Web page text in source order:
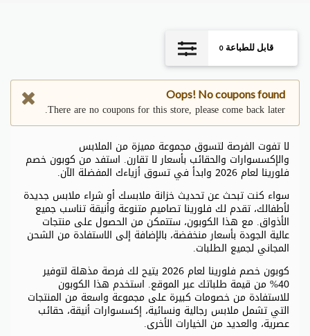
قابل للطباعة 0
Oops! No coupons found
There are no coupons for this store, please come back later.
كوبون خصم فلورينا لعام 2026 يتيح لك فرصة مذهلة لتوفير
40% من قيمة طلباتك عبر الموقع. استخدم هذا الكوبون
للاستفادة من خصومات كبيرة على مجموعة واسعة من المنتجات
التي تشمل ملابس رجالية ونسائية، إكسسوارات أنيقة، حقائب
عصرية، والعديد من الخيارات الأخرى.
سواء كنت تبحث عن تحديث خزانة ملابسك أو شراء ملابس جديدة
لأطفالك، تقدم لك فلورينا تصاميم متنوعة وأنيقة تناسب جميع
الأذواق. مع هذا الكوبون، ستتمكن من الحصول على منتجات
عالية الجودة بأسعار منخفضة، بالإضافة إلى الاستفادة من الشحن
المجاني لجميع الطلبات.
لا تفوت الفرصة لتسوق مجموعة مميزة من الملابس
والإكسسوارات والحقائب بأسعار لا تقارن. استفد من كوبون خصم
فلورينا لعام 2026 وابدأ في تسوق أزياءك المفضلة الآن.